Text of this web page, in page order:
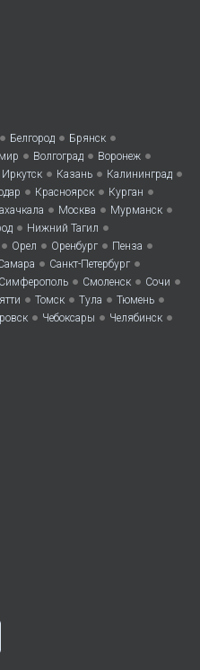
• Белгород • Брянск •
• Волгоград • Воронеж •
Иркутск • Казань • Калининград •
• Красноярск • Курган •
• Москва • Мурманск •
• Нижний Тагил •
• Орел • Оренбург • Пенза •
• Санкт-Петербург •
Симферополь • Смоленск • Сочи •
• Томск • Тула • Тюмень •
• Чебоксары • Челябинск •